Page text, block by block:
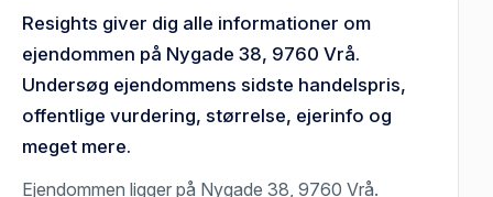
Resights giver dig alle informationer om
ejendommen på Nygade 38, 9760 Vrå.
Undersøg ejendommens sidste handelspris,
offentlige vurdering, størrelse, ejerinfo og
meget mere.
Ejendommen ligger på Nygade 38, 9760 Vrå.